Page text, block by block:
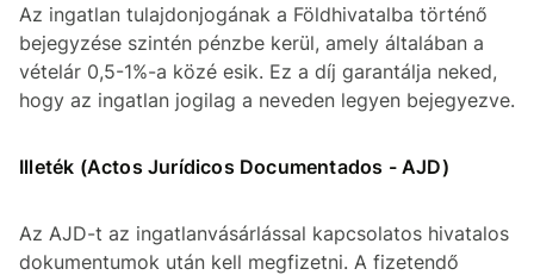
Az ingatlan tulajdonjogának a Földhivatalba történő
bejegyzése szintén pénzbe kerül, amely általában a
vételár 0,5-1%-a közé esik. Ez a díj garantálja neked,
hogy az ingatlan jogilag a neveden legyen bejegyezve.
Illeték (Actos Jurídicos Documentados - AJD)
Az AJD-t az ingatlanvásárlással kapcsolatos hivatalos
dokumentumok után kell megfizetni. A fizetendő